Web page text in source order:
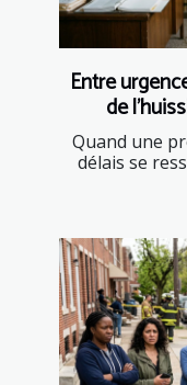
Entre
de
Quand une
délais se